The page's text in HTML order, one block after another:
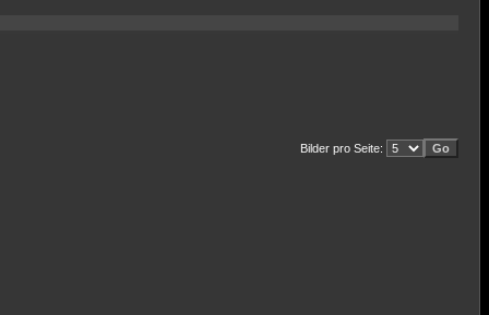
Bilder pro Seite: